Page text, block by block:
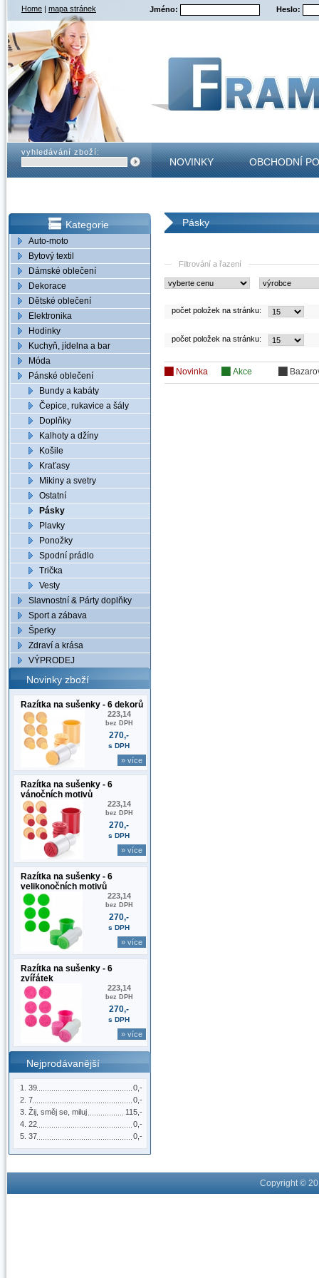
Home | mapa stránek Jméno: Heslo:
vyhledávání zboží:
NOVINKY OBCHODNÍ
Kategorie
Auto-moto
Bytový textil
Dámské oblečení
Dekorace
Dětské oblečení
Elektronika
Hodinky
Kuchyň, jídelna a bar
Móda
Pánské oblečení
Bundy a kabáty
Čepice, rukavice a šály
Doplňky
Kalhoty a džíny
Košile
Kraťasy
Mikiny a svetry
Ostatní
Pásky
Plavky
Ponožky
Spodní prádlo
Trička
Vesty
Slavnostní & Párty doplňky
Sport a zábava
Šperky
Zdraví a krása
VÝPRODEJ
Novinky zboží
Razítka na sušenky - 6 dekorů
223,14
bez DPH
270,-
s DPH
» více
Razítka na sušenky - 6
vánočních motivů
223,14
bez DPH
270,-
s DPH
» více
Razítka na sušenky - 6
velikonočních motivů
223,14
bez DPH
270,-
s DPH
» více
Razítka na sušenky - 6
zvířátek
223,14
bez DPH
270,-
s DPH
» více
Nejprodávanější
0,-
39
0,-
7
115,-
Žij, směj se, miluj
0,-
22
0,-
37
Pásky
Filtrování a řazení
počet položek na stránku:
počet položek na stránku:
Novinka Akce
Copyright ©